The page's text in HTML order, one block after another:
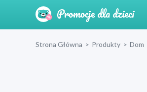
Strona Główna > Produkty > Dom